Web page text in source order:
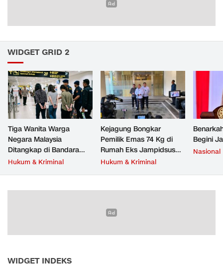
WIDGET GRID 2
Tiga Wanita Warga
Negara Malaysia
Ditangkap di Bandara
Soetta, Bawa Beragam
Hukum & Kriminal
Kejagung Bongkar
Pemilik Emas 74 Kg di
Rumah Eks Jampidsus
Febrie Adriansyah
Hukum & Kriminal
Begini
Nasional
WIDGET INDEKS